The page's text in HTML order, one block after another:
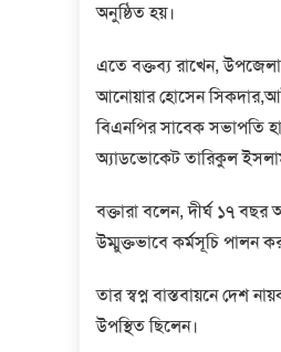
অনুষ্ঠিত হয়।
এতে বক্তব্য রাখেন,
আনোয়ার হোসেন
বিএনপির সাবেক সভাপতি
অ্যাডভোকেট তারিকুল
বক্তারা বলেন, দীর্ঘ ১৭
উম্মুক্তভাবে কর্মসূচি পালন
তার স্বপ্ন বাস্তবায়নে দেশ
উপস্থিত ছিলেন।